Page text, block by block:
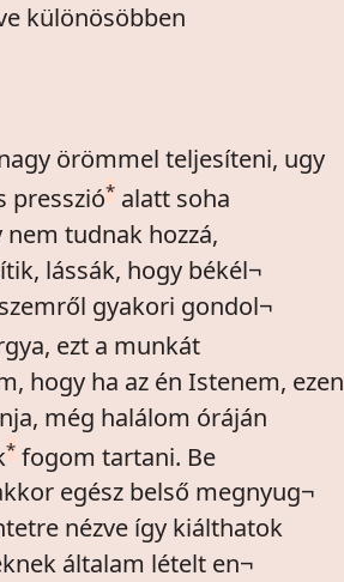
különösöbben
örömmel teljesíteni, ugy
presszió* alatt soha
tudnak hozzá,
lássák, hogy békél¬
gyakori gondol¬
ezt a munkát
hogy ha az én Istenem, ezen
még halálom óráján
* fogom tartani. Be
egész belső megnyug¬
nézve így kiálthatok
általam lételt en¬